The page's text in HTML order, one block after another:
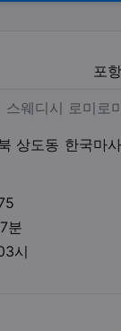
스웨포
사지 [
스웨디시 로미
상도동 한국마
분
시